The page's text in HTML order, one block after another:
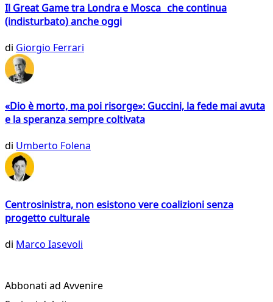
Il Great Game tra Londra e Mosca che continua
(indisturbato) anche oggi
di Giorgio Ferrari
«Dio è morto, ma poi risorge»: Guccini, la fede mai avuta
e la speranza sempre coltivata
di Umberto Folena
Centrosinistra, non esistono vere coalizioni senza
progetto culturale
di Marco Iasevoli
Abbonati ad Avvenire